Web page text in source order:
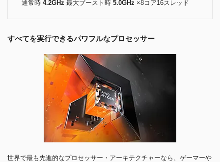
通常時 4.2GHz 最大ブースト時 5.0GHz ×8コア16スレッド
すべてを実行できるパワフルなプロセッサー
世界で最も先進的なプロセッサー・アーキテクチャーなら、ゲーマーや